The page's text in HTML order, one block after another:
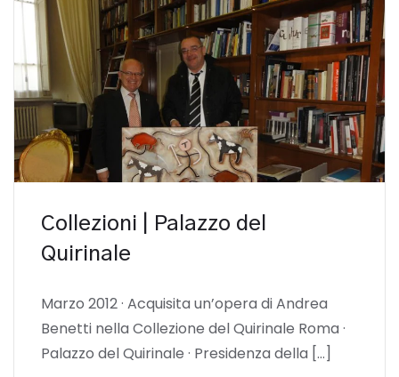
Collezioni | Palazzo del
Quirinale
Marzo 2012 · Acquisita un’opera di Andrea
Benetti nella Collezione del Quirinale Roma ·
Palazzo del Quirinale · Presidenza della […]